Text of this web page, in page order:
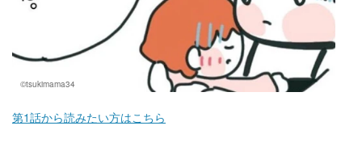
©tsukimama34
第1話から読みたい方はこちら